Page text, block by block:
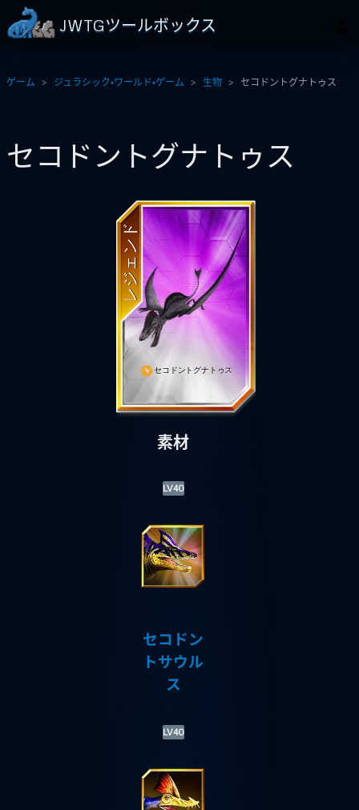
JWTGツールボックス
ゲーム ジュラシック・ワールド・ゲーム 生物 セコドントグナトゥス
セコドントグナトゥス
レジェンド
セコドントグナトゥス
素材
LV40
セコドン
トサウル
ス
LV40